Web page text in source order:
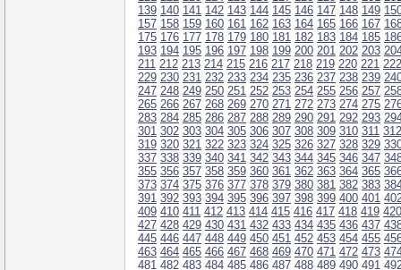
139 140 141 142 143 144 145 146 147 148 149
157 158 159 160 161 162 163 164 165 166 167
175 176 177 178 179 180 181 182 183 184 185
193 194 195 196 197 198 199 200 201 202 203
211 212 213 214 215 216 217 218 219 220 221 222
229 230 231 232 233 234 235 236 237 238 239
247 248 249 250 251 252 253 254 255 256 257
265 266 267 268 269 270 271 272 273 274 275
283 284 285 286 287 288 289 290 291 292 293
301 302 303 304 305 306 307 308 309 310 311 312
319 320 321 322 323 324 325 326 327 328 329
337 338 339 340 341 342 343 344 345 346 347
355 356 357 358 359 360 361 362 363 364 365
373 374 375 376 377 378 379 380 381 382 383
391 392 393 394 395 396 397 398 399 400 401
409 410 411 412 413 414 415 416 417 418 419 420
427 428 429 430 431 432 433 434 435 436 437
445 446 447 448 449 450 451 452 453 454 455
463 464 465 466 467 468 469 470 471 472 473
481 482 483 484 485 486 487 488 489 490 491